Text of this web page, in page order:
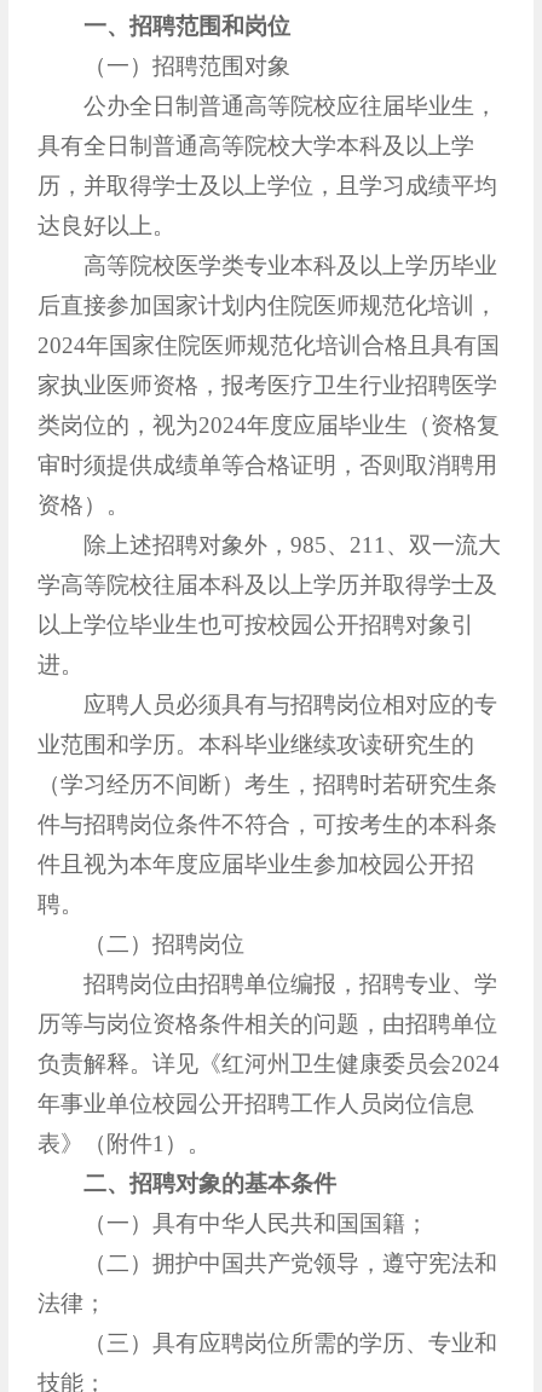
一、招聘范围和岗位
（一）招聘范围对象
公办全日制普通高等院校应往届毕业生，
具有全日制普通高等院校大学本科及以上学
历，并取得学士及以上学位，且学习成绩平均
达良好以上。
高等院校医学类专业本科及以上学历毕业
后直接参加国家计划内住院医师规范化培训，
2024年国家住院医师规范化培训合格且具有国
家执业医师资格，报考医疗卫生行业招聘医学
类岗位的，视为2024年度应届毕业生（资格复
审时须提供成绩单等合格证明，否则取消聘用
资格）。
除上述招聘对象外，985、211、双一流大
学高等院校往届本科及以上学历并取得学士及
以上学位毕业生也可按校园公开招聘对象引
进。
应聘人员必须具有与招聘岗位相对应的专
业范围和学历。本科毕业继续攻读研究生的
（学习经历不间断）考生，招聘时若研究生条
件与招聘岗位条件不符合，可按考生的本科条
件且视为本年度应届毕业生参加校园公开招
聘。
（二）招聘岗位
招聘岗位由招聘单位编报，招聘专业、学
历等与岗位资格条件相关的问题，由招聘单位
负责解释。详见《红河州卫生健康委员会2024
年事业单位校园公开招聘工作人员岗位信息
表》（附件1）。
二、招聘对象的基本条件
（一）具有中华人民共和国国籍；
（二）拥护中国共产党领导，遵守宪法和
法律；
（三）具有应聘岗位所需的学历、专业和
技能；